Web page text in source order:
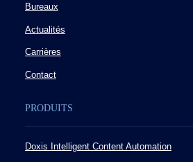
Bureaux
Actualités
Carrières
Contact
PRODUITS
Doxis Intelligent Content Automation